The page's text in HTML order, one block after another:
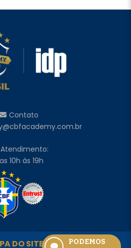
Contato
Atendimento:
10h às 19h
DO SITE
PODEMOS